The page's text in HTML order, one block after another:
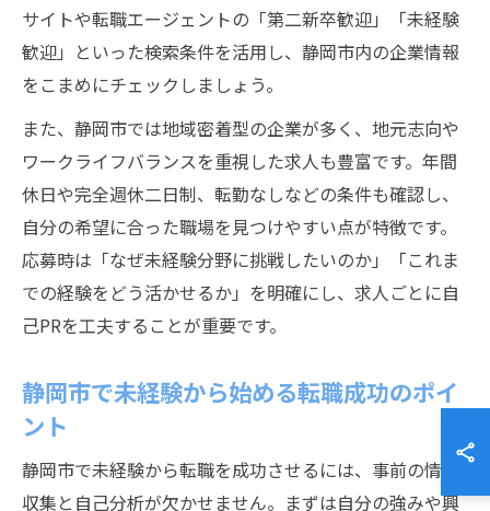
サイトや転職エージェントの「第二新卒歓迎」「未経験
歓迎」といった検索条件を活用し、静岡市内の企業情報
をこまめにチェックしましょう。
また、静岡市では地域密着型の企業が多く、地元志向や
ワークライフバランスを重視した求人も豊富です。年間
休日や完全週休二日制、転勤なしなどの条件も確認し、
自分の希望に合った職場を見つけやすい点が特徴です。
応募時は「なぜ未経験分野に挑戦したいのか」「これま
での経験をどう活かせるか」を明確にし、求人ごとに自
己PRを工夫することが重要です。
静岡市で未経験から始める転職成功のポイ
ント
静岡市で未経験から転職を成功させるには、事前の情報
収集と自己分析が欠かせません。まずは自分の強みや興